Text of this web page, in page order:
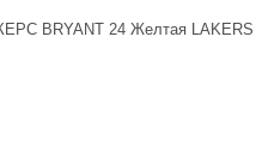
BRYANT 24 Желтая LAKERS